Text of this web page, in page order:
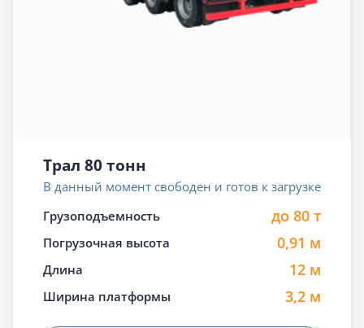
Трал 80 тонн
В данный момент свободен и готов к загрузке
Грузоподъемность
до 80 т
Погрузочная высота 0,91 м
Длина 12 м
Ширина платформы 3,2 м